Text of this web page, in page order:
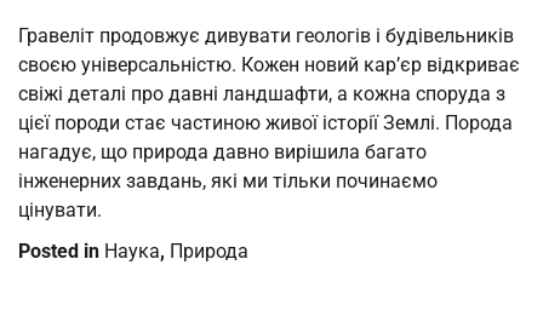
Гравеліт продовжує дивувати геологів і будівельників
своєю універсальністю. Кожен новий кар’єр відкриває
свіжі деталі про давні ландшафти, а кожна споруда з
цієї породи стає частиною живої історії Землі. Порода
нагадує, що природа давно вирішила багато
інженерних завдань, які ми тільки починаємо
цінувати.
Posted in Наука, Природа